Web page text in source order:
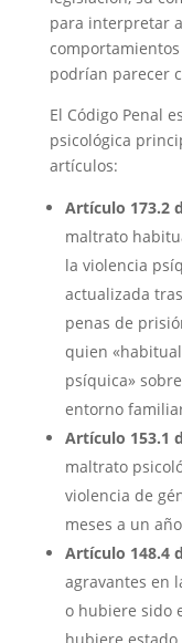
para interpretar
podrían parecer
El Código Penal
psicológica
artículos:
Artículo 173.2
maltrato
la violencia
actualizada
penas de
quien
psíquica»
entorno
Artículo 153.1
maltrato
violencia de
meses a un
Artículo 148.4
agravantes en
o hubiere sido